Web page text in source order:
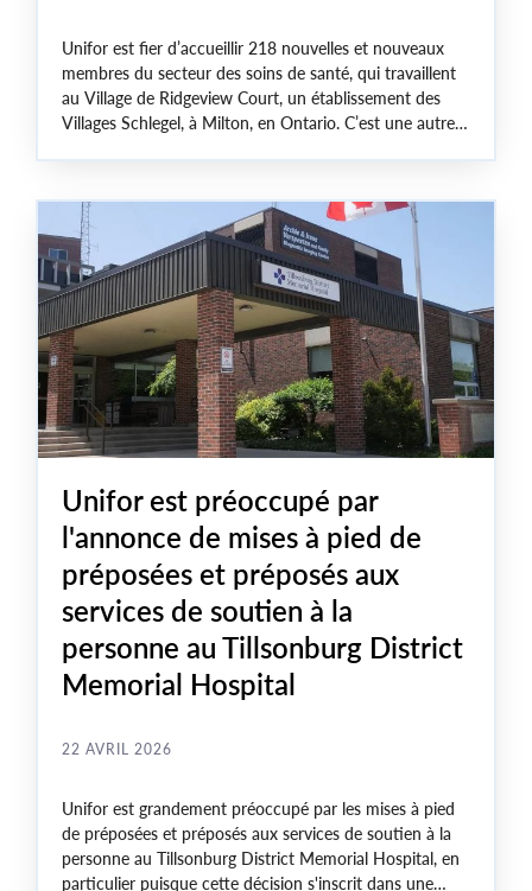
Unifor est fier d’accueillir 218 nouvelles et nouveaux
membres du secteur des soins de santé, qui travaillent
au Village de Ridgeview Court, un établissement des
Villages Schlegel, à Milton, en Ontario. C’est une autre
Unifor est préoccupé par
l'annonce de mises à pied de
préposées et préposés aux
services de soutien à la
personne au Tillsonburg District
Memorial Hospital
22 AVRIL 2026
Unifor est grandement préoccupé par les mises à pied
de préposées et préposés aux services de soutien à la
personne au Tillsonburg District Memorial Hospital, en
particulier puisque cette décision s'inscrit dans une